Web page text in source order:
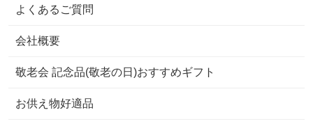
よくあるご質問
会社概要
敬老会 記念品(敬老の日)おすすめギフト
お供え物好適品